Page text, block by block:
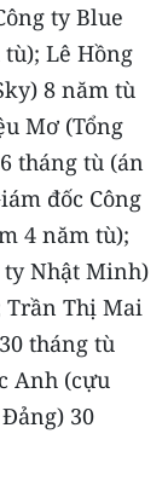
ty Blue
Lê Hồng
8 năm tù
Mơ (Tổng
tháng tù (án
đốc Công
4 năm tù);
ty Nhật Minh)
Trần Thị Mai
tháng tù
Anh (cựu
30